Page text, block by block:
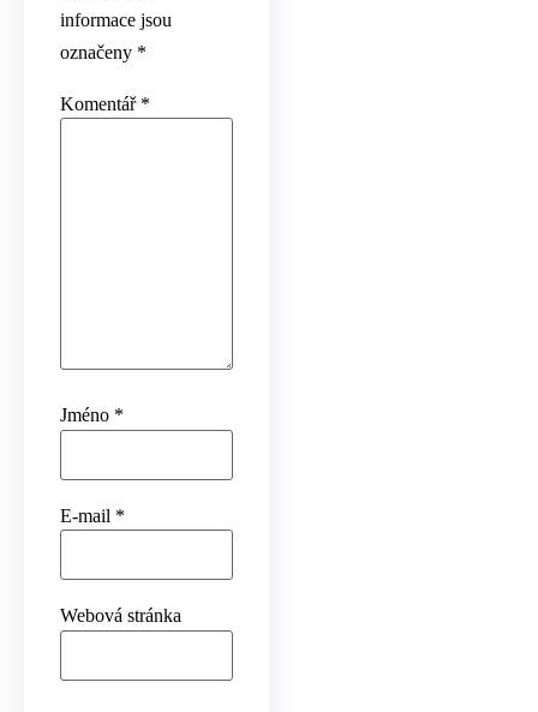
informace jsou
označeny *
Komentář *
Jméno *
E-mail *
Webová stránka